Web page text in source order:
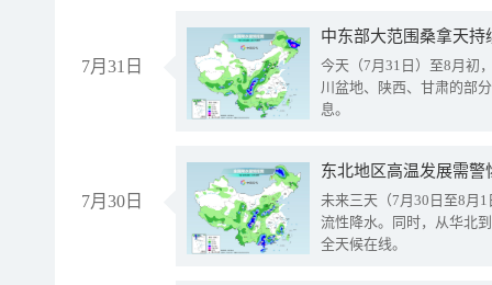
7月31日
中东部大范围桑拿天
今天（7月31日）至8月初
川盆地、陕西、甘肃的部
息。
7月30日
东北地区高温发展需
未来三天（7月30日至8月
流性降水。同时，从华北
全天候在线。